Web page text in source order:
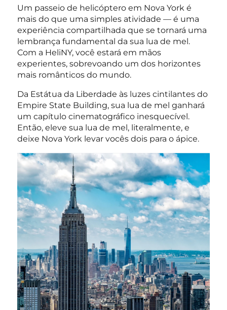
Um passeio de helicóptero em Nova York é
mais do que uma simples atividade — é uma
experiência compartilhada que se tornará uma
lembrança fundamental da sua lua de mel.
Com a HeliNY, você estará em mãos
experientes, sobrevoando um dos horizontes
mais românticos do mundo.
Da Estátua da Liberdade às luzes cintilantes do
Empire State Building, sua lua de mel ganhará
um capítulo cinematográfico inesquecível.
Então, eleve sua lua de mel, literalmente, e
deixe Nova York levar vocês dois para o ápice.